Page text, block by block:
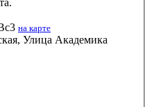
на карте
Улица Академика